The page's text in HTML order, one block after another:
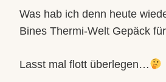
Was hab ich denn heute
Bines Thermi-Welt Gepäck
Lasst mal flott überlegen…